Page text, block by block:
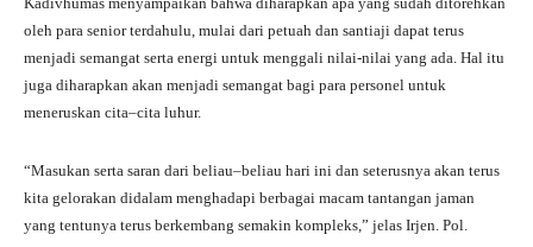
oleh para senior terdahulu, mulai dari petuah dan santiaji dapat terus
menjadi semangat serta energi untuk menggali nilai-nilai yang ada. Hal itu
juga diharapkan akan menjadi semangat bagi para personel untuk
meneruskan cita–cita luhur.
“Masukan serta saran dari beliau–beliau hari ini dan seterusnya akan terus
kita gelorakan didalam menghadapi berbagai macam tantangan jaman
yang tentunya terus berkembang semakin kompleks,” jelas Irjen. Pol.